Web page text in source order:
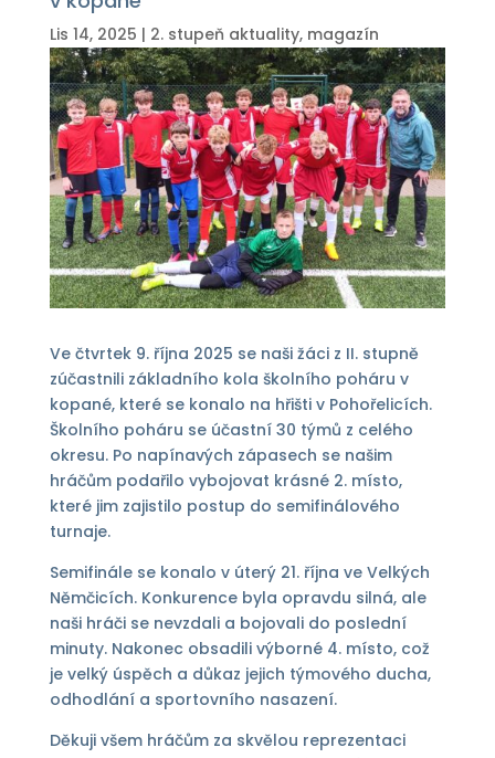
Lis 14, 2025 | 2. stupeň aktuality, magazín
Ve čtvrtek 9. října 2025 se naši žáci z II. stupně
zúčastnili základního kola školního poháru v
kopané, které se konalo na hřišti v Pohořelicích.
Školního poháru se účastní 30 týmů z celého
okresu. Po napínavých zápasech se našim
hráčům podařilo vybojovat krásné 2. místo,
které jim zajistilo postup do semifinálového
turnaje.
Semifinále se konalo v úterý 21. října ve Velkých
Němčicích. Konkurence byla opravdu silná, ale
naši hráči se nevzdali a bojovali do poslední
minuty. Nakonec obsadili výborné 4. místo, což
je velký úspěch a důkaz jejich týmového ducha,
odhodlání a sportovního nasazení.
Děkuji všem hráčům za skvělou reprezentaci